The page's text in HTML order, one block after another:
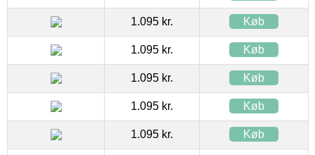
1.095 kr. Køb
1.095 kr. Køb
1.095 kr. Køb
1.095 kr. Køb
1.095 kr. Køb